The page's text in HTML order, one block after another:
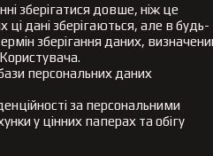
зберігатися довше, ніж це
ці дані зберігаються, але в будь-
зберігання даних,
персональних даних
за персональними
у цінних паперах та обігу